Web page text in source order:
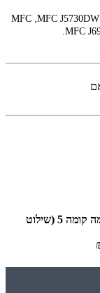
MFC J5730DW
,
MFC
MFC
.
איסוף עצמי - בן צבי 84 תל אביב, בית פנורמה קומה 5 (שילוט